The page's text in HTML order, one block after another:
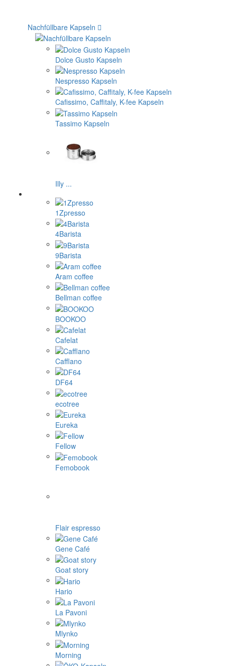
Nachfüllbare Kapseln
Dolce Gusto Kapseln
Nespresso Kapseln
Cafissimo, Caffitaly, K-fee Kapseln
Tassimo Kapseln
Illy ...
1Zpresso
4Barista
9Barista
Aram coffee
Bellman coffee
BOOKOO
Cafelat
Cafflano
DF64
ecotree
Eureka
Fellow
Femobook
Flair espresso
Gene Café
Goat story
Hario
La Pavoni
Mlynko
Morning